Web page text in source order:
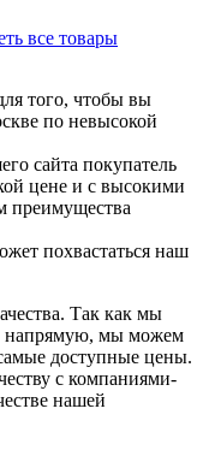
все товары
того, чтобы вы
по невысокой
сайта покупатель
цене и с высокими
преимущества
похвастаться наш
Так как мы
напрямую, мы можем
доступные цены.
с компаниями-
нашей